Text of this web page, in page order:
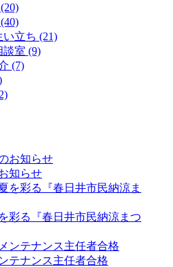
い立ち (21)
談室 (9)
(7)
知らせ
彩る『春日井市民納涼まつ
テナンス主任者合格